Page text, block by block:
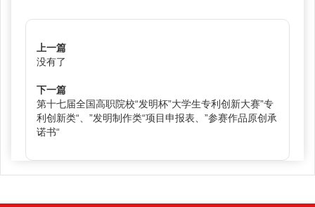
上一篇
没有了
下一篇
第十七届全国高职院校“发明杯”大学生专利创新大赛”专
利创新类“、”发明制作类“项目申报表、”参赛作品原创承
诺书“